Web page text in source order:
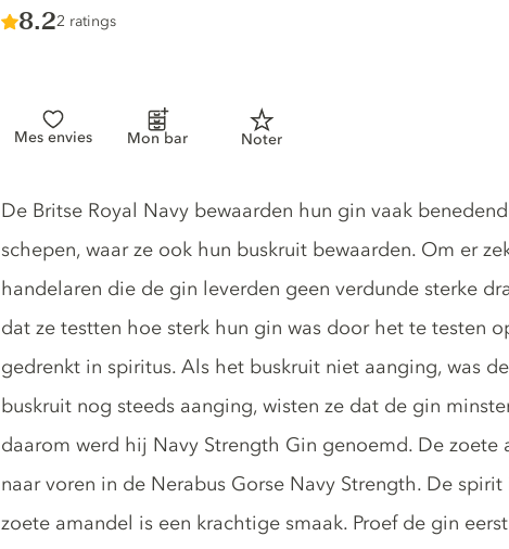
Score :
8.2/ 10
2 ratings
Mes envies Mon bar Noter
Gin description
De Britse Royal Navy bewaarden hun gin vaak
schepen, waar ze ook hun buskruit bewaarden. Om er
handelaren die de gin leverden geen verdunde sterke
dat ze testten hoe sterk hun gin was door het te testen
gedrenkt in spiritus. Als het buskruit niet aanging, was
buskruit nog steeds aanging, wisten ze dat de gin
daarom werd hij Navy Strength Gin genoemd. De
naar voren in de Nerabus Gorse Navy Strength. De
zoete amandel is een krachtige smaak. Proef de gin